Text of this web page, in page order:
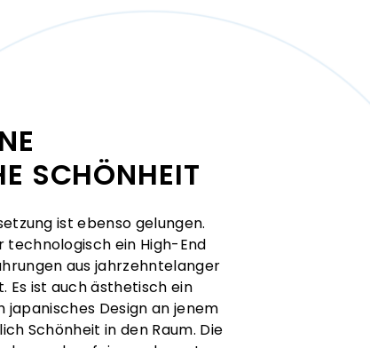
SCHÖNHEIT
ist ebenso gelungen.
technologisch ein High-End
aus jahrzehntelanger
Es ist auch ästhetisch ein
japanisches Design an jenem
Schönheit in den Raum. Die